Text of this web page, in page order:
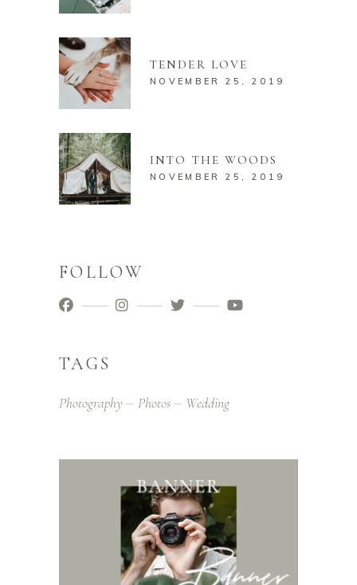
TENDER LOVE
NOVEMBER 25, 2019
INTO THE WOODS
NOVEMBER 25, 2019
FOLLOW
TAGS
Photography Photos Wedding